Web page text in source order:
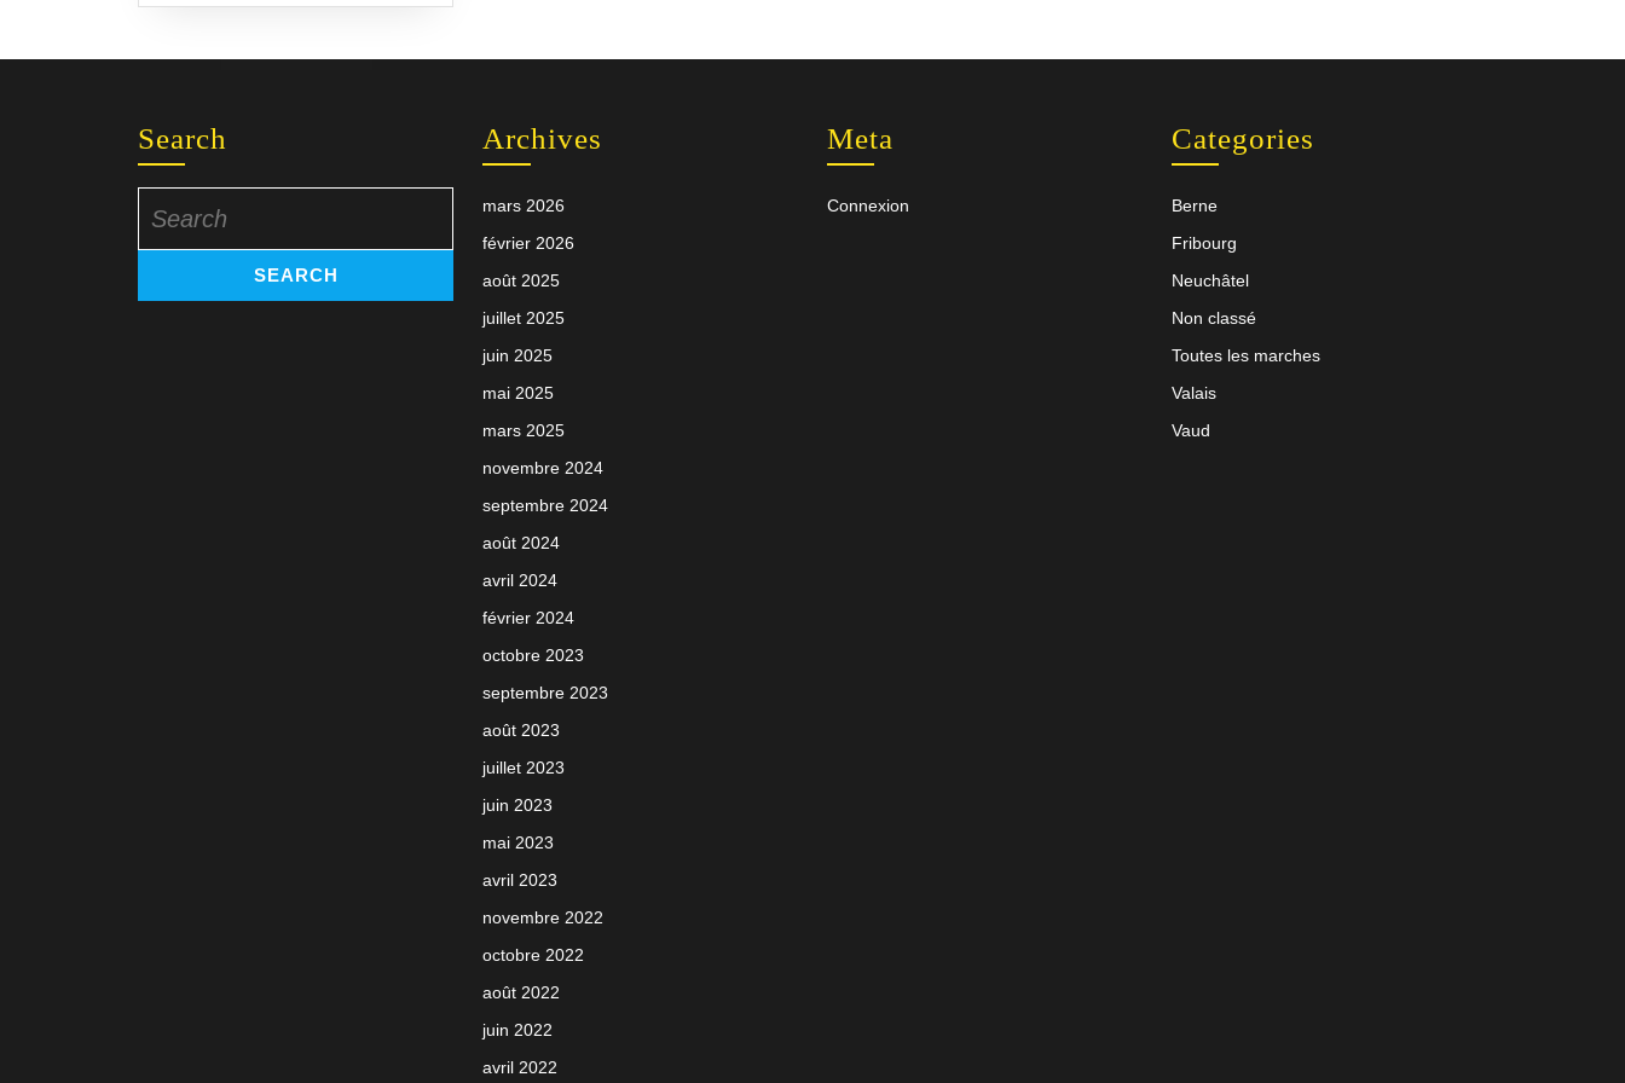
Search
for:
Archives
mars 2026
février 2026
août 2025
juillet 2025
juin 2025
mai 2025
mars 2025
novembre 2024
septembre 2024
août 2024
avril 2024
février 2024
octobre 2023
septembre 2023
août 2023
juillet 2023
juin 2023
mai 2023
avril 2023
novembre 2022
octobre 2022
août 2022
juin 2022
avril 2022
Meta
Connexion
Categories
Berne
Fribourg
Neuchâtel
Non classé
Toutes les marches
Valais
Vaud